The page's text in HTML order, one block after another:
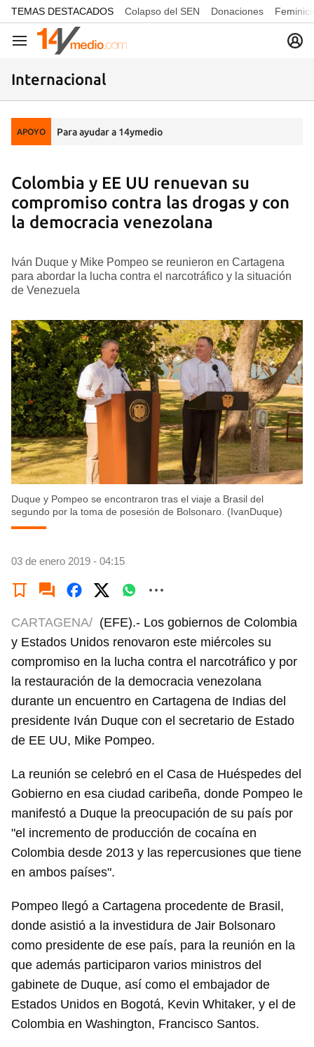
common.go-to-content
TEMAS DESTACADOS Colapso del SEN Donaciones
Navegación
Internacional
APOYO Para ayudar a 14ymedio
Colombia y EE UU renuevan su
compromiso contra las drogas y con
la democracia venezolana
Iván Duque y Mike Pompeo se reunieron en Cartagena
para abordar la lucha contra el narcotráfico y la situación
de Venezuela
Duque y Pompeo se encontraron tras el viaje a Brasil del
segundo por la toma de posesión de Bolsonaro. (IvanDuque)
03 de enero 2019 - 04:15
CARTAGENA/ (EFE).- Los gobiernos de Colombia
y Estados Unidos renovaron este miércoles su
compromiso en la lucha contra el narcotráfico y por
la restauración de la democracia venezolana
durante un encuentro en Cartagena de Indias del
presidente Iván Duque con el secretario de Estado
de EE UU, Mike Pompeo.
La reunión se celebró en el Casa de Huéspedes del
Gobierno en esa ciudad caribeña, donde Pompeo le
manifestó a Duque la preocupación de su país por
"el incremento de producción de cocaína en
Colombia desde 2013 y las repercusiones que tiene
en ambos países".
Pompeo llegó a Cartagena procedente de Brasil,
donde asistió a la investidura de Jair Bolsonaro
como presidente de ese país, para la reunión en la
que además participaron varios ministros del
gabinete de Duque, así como el embajador de
Estados Unidos en Bogotá, Kevin Whitaker, y el de
Colombia en Washington, Francisco Santos.